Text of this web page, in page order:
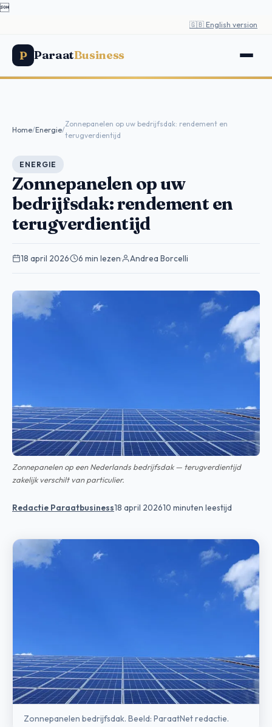

🇬🇧 English version
P ParaatBusiness
Home/Energie/
Zonnepanelen op uw bedrijfsdak: rendement en
terugverdientijd
ENERGIE
Zonnepanelen op uw
bedrijfsdak: rendement en
terugverdientijd
18 april 2026· 6 min lezen· Andrea Borcelli
Zonnepanelen op een Nederlands bedrijfsdak — terugverdientijd
zakelijk verschilt van particulier.
Redactie Paraatbusiness18 april 202610 minuten leestijd
Zonnepanelen bedrijfsdak. Beeld: ParaatNet redactie.